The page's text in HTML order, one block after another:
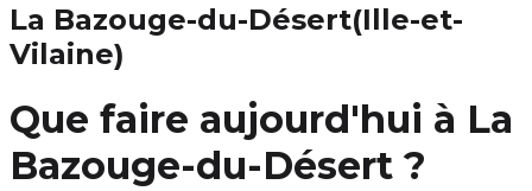
La Bazouge-du-Désert(Ille-et-
Vilaine)
Que faire aujourd'hui à La
Bazouge-du-Désert ?